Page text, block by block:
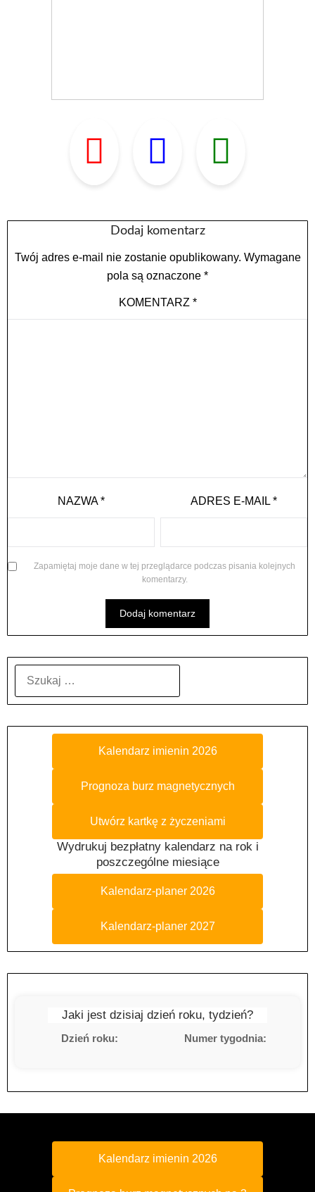
Dodaj komentarz
Twój adres e-mail nie zostanie opublikowany. Wymagane
pola są oznaczone *
KOMENTARZ *
NAZWA* ADRES E-MAIL*
Zapamiętaj moje dane w tej przeglądarce podczas pisania kolejnych
komentarzy.
Kalendarz imienin 2026
Prognoza burz magnetycznych
Utwórz kartkę z życzeniami
Wydrukuj bezpłatny kalendarz na rok i
poszczególne miesiące
Kalendarz-planer 2026
Kalendarz-planer 2027
Jaki jest dzisiaj dzień roku, tydzień?
Dzień roku: Numer tygodnia:
Kalendarz imienin 2026